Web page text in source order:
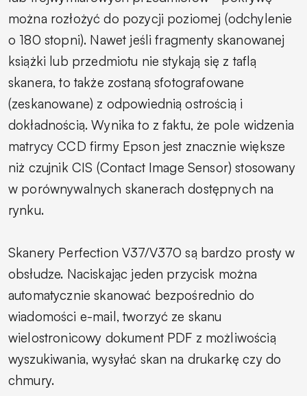
można rozłożyć do pozycji poziomej (odchylenie
o 180 stopni). Nawet jeśli fragmenty skanowanej
książki lub przedmiotu nie stykają się z taflą
skanera, to także zostaną sfotografowane
(zeskanowane) z odpowiednią ostrością i
dokładnością. Wynika to z faktu, że pole widzenia
matrycy CCD firmy Epson jest znacznie większe
niż czujnik CIS (Contact Image Sensor) stosowany
w porównywalnych skanerach dostępnych na
rynku.
Skanery Perfection V37/V370 są bardzo prosty w
obsłudze. Naciskając jeden przycisk można
automatycznie skanować bezpośrednio do
wiadomości e-mail, tworzyć ze skanu
wielostronicowy dokument PDF z możliwością
wyszukiwania, wysyłać skan na drukarkę czy do
chmury.